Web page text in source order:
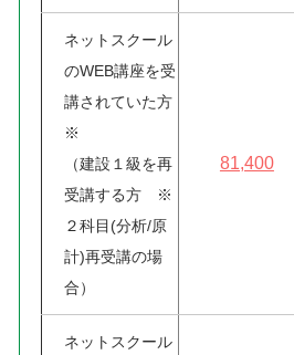
ネットスクール
のWEB講座を受
講されていた方
※
（建設１級を再
受講する方 ※
２科目(分析/原
計)再受講の場
合）
81,400
ネットスクール